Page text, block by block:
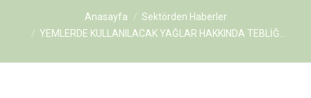
Anasayfa
Sektörden Haberler
YEMLERDE KULLANILACAK YAĞLAR HAKKINDA TEBLİĞ…